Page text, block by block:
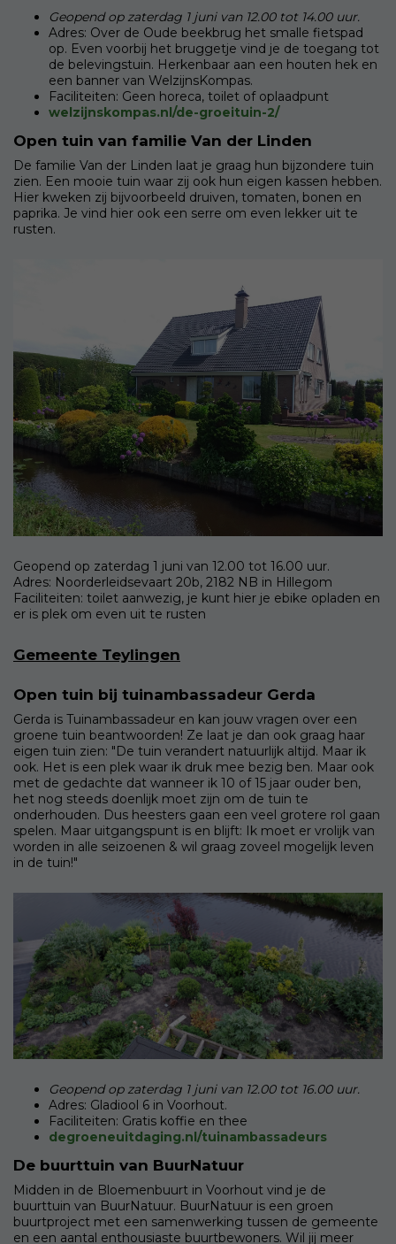
Geopend op zaterdag 1 juni van 12.00 tot 14.00 uur.
Adres: Over de Oude beekbrug het smalle fietspad
op. Even voorbij het bruggetje vind je de toegang tot
de belevingstuin. Herkenbaar aan een houten hek en
een banner van WelzijnsKompas.
Faciliteiten: Geen horeca, toilet of oplaadpunt
welzijnskompas.nl/de-groeituin-2/
Open tuin van familie Van der Linden
De familie Van der Linden laat je graag hun bijzondere tuin
zien. Een mooie tuin waar zij ook hun eigen kassen hebben.
Hier kweken zij bijvoorbeeld druiven, tomaten, bonen en
paprika. Je vind hier ook een serre om even lekker uit te
rusten.
Geopend op zaterdag 1 juni van 12.00 tot 16.00 uur.
Adres: Noorderleidsevaart 20b, 2182 NB in Hillegom
Faciliteiten: toilet aanwezig, je kunt hier je ebike opladen en
er is plek om even uit te rusten
Gemeente Teylingen
Open tuin bij tuinambassadeur Gerda
Gerda is Tuinambassadeur en kan jouw vragen over een
groene tuin beantwoorden! Ze laat je dan ook graag haar
eigen tuin zien: "De tuin verandert natuurlijk altijd. Maar ik
ook. Het is een plek waar ik druk mee bezig ben. Maar ook
met de gedachte dat wanneer ik 10 of 15 jaar ouder ben,
het nog steeds doenlijk moet zijn om de tuin te
onderhouden. Dus heesters gaan een veel grotere rol gaan
spelen. Maar uitgangspunt is en blijft: Ik moet er vrolijk van
worden in alle seizoenen & wil graag zoveel mogelijk leven
in de tuin!"
Geopend op zaterdag 1 juni van 12.00 tot 16.00 uur.
Adres: Gladiool 6 in Voorhout.
Faciliteiten: Gratis koffie en thee
degroeneuitdaging.nl/tuinambassadeurs
De buurttuin van BuurNatuur
Midden in de Bloemenbuurt in Voorhout vind je de
buurttuin van BuurNatuur. BuurNatuur is een groen
buurtproject met een samenwerking tussen de gemeente
en een aantal enthousiaste buurtbewoners. Wil jij meer